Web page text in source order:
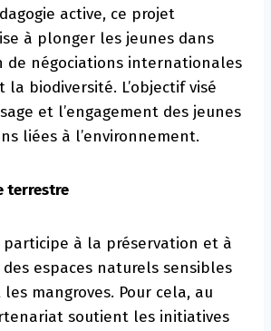
active, ce projet
à plonger les jeunes dans
de négociations internationales
biodiversité. L’objectif visé
et l’engagement des jeunes
liées à l’environnement.
terrestre
participe à la préservation et à
espaces naturels sensibles
mangroves. Pour cela, au
soutient les initiatives